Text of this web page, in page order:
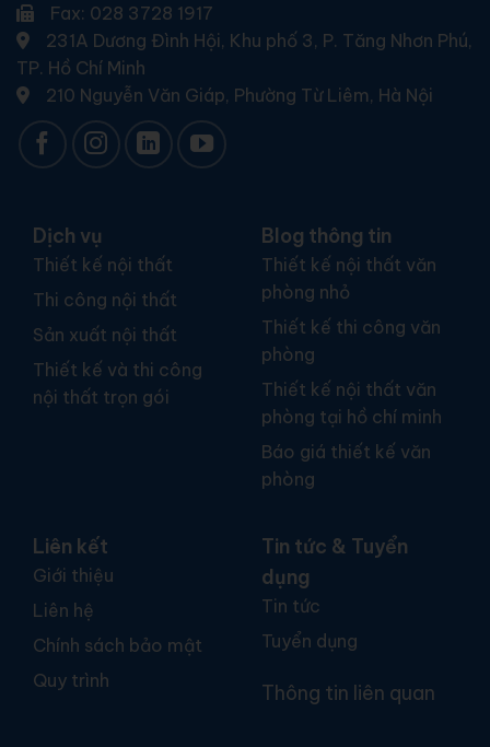
Fax: 028 3728 1917
231A Dương Đình Hội, Khu phố 3, P. Tăng Nhơn Phú,
TP. Hồ Chí Minh
210 Nguyễn Văn Giáp, Phường Từ Liêm, Hà Nội
Dịch vụ
Thiết kế nội thất
Thi công nội thất
Sản xuất nội thất
Thiết kế và thi công
nội thất trọn gói
Blog thông tin
Thiết kế nội thất văn
phòng nhỏ
Thiết kế thi công văn
phòng
Thiết kế nội thất văn
phòng tại hồ chí minh
Báo giá thiết kế văn
phòng
Liên kết
Giới thiệu
Liên hệ
Chính sách bảo mật
Quy trình
Tin tức & Tuyển
dụng
Tin tức
Tuyển dụng
Thông tin liên quan